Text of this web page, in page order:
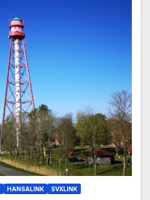
HANSALINK SVXLINK